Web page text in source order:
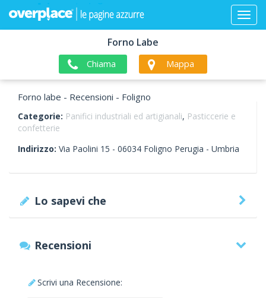
Forno Labe
Chiama Mappa
Forno labe - Recensioni - Foligno
Categorie: Panifici industriali ed artigianali, Pasticcerie e
confetterie
Indirizzo: Via Paolini 15 - 06034 Foligno Perugia - Umbria
Lo sapevi che
Recensioni
Scrivi una Recensione: